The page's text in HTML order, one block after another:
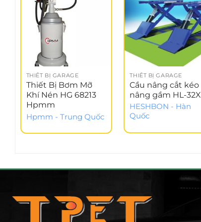
THIẾT BỊ GARAGE
Thiết Bị Bơm Mỡ
Khí Nén HG 68213
Hpmm
Hpmm - Trung Quốc
THIẾT BỊ GARAGE
Cầu nâng cắt kéo
nâng gầm HL-32X
HESHBON - Hàn
Quốc